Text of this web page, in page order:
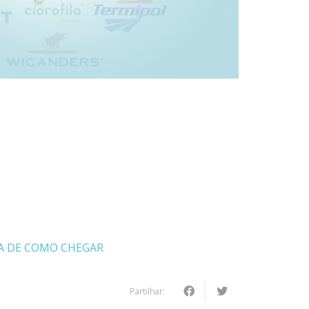
DE COMO CHEGAR
Partilhar: